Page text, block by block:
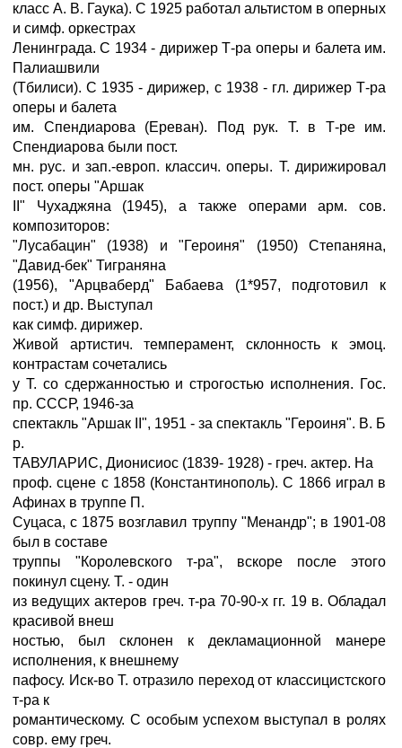
класс А. В. Гаука). С 1925 работал альтистом в оперных
и симф. оркестрах
Ленинграда. С 1934 - дирижер Т-ра оперы и балета им.
Палиашвили
(Тбилиси). С 1935 - дирижер, с 1938 - гл. дирижер Т-ра
оперы и балета
им. Спендиарова (Ереван). Под рук. Т. в Т-ре им.
Спендиарова были пост.
мн. рус. и зап.-европ. классич. оперы. Т. дирижировал
пост. оперы "Аршак
II" Чухаджяна (1945), а также операми арм. сов.
композиторов:
"Лусабацин" (1938) и "Героиня" (1950) Степаняна,
"Давид-бек" Тиграняна
(1956), "Арцваберд" Бабаева (1*957, подготовил к
пост.) и др. Выступал
как симф. дирижер.
Живой артистич. темперамент, склонность к эмоц.
контрастам сочетались
у Т. со сдержанностью и строгостью исполнения. Гос.
пр. СССР, 1946-за
спектакль "Аршак II", 1951 - за спектакль "Героиня". В. Б
р.
ТАВУЛАРИС, Дионисиос (1839- 1928) - греч. актер. На
проф. сцене с 1858 (Константинополь). С 1866 играл в
Афинах в труппе П.
Суцаса, с 1875 возглавил труппу "Менандр"; в 1901-08
был в составе
труппы "Королевского т-ра", вскоре после этого
покинул сцену. Т. - один
из ведущих актеров греч. т-ра 70-90-х гг. 19 в. Обладал
красивой внеш
ностью, был склонен к декламационной манере
исполнения, к внешнему
пафосу. Иск-во Т. отразило переход от классицистского
т-ра к
романтическому. С особым успехом выступал в ролях
совр. ему греч.